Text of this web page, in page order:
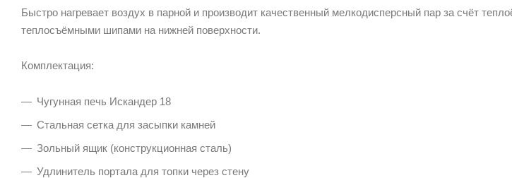
Быстро нагревает воздух в парной и производит качественный мелкодисперсный пар за счёт
теплосъёмными шипами на нижней поверхности.
Комплектация:
Чугунная печь Искандер 18
Стальная сетка для засыпки камней
Зольный ящик (конструкционная сталь)
Удлинитель портала для топки через стену